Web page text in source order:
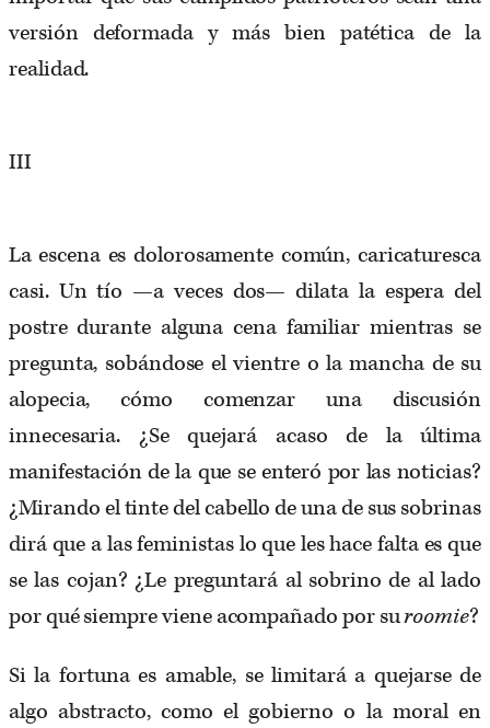
versión deformada y más bien patética de la
realidad.
III
La escena es dolorosamente común, caricaturesca
casi. Un tío —a veces dos— dilata la espera del
postre durante alguna cena familiar mientras se
pregunta, sobándose el vientre o la mancha de su
alopecia, cómo comenzar una discusión
innecesaria. ¿Se quejará acaso de la última
manifestación de la que se enteró por las noticias?
¿Mirando el tinte del cabello de una de sus sobrinas
dirá que a las feministas lo que les hace falta es que
se las cojan? ¿Le preguntará al sobrino de al lado
por qué siempre viene acompañado por suroomie?
Si la fortuna es amable, se limitará a quejarse de
algo abstracto, como el gobierno o la moral en